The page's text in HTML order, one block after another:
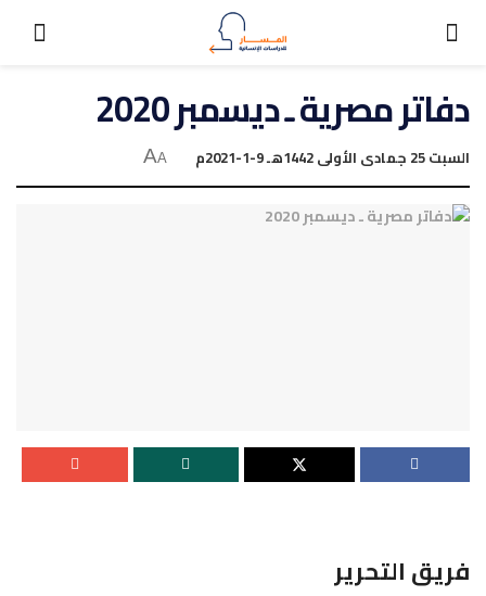
دفاتر مصرية ـ ديسمبر 2020
السبت 25 جمادى الأولى 1442هـ 9-1-2021م A
A
فريق التحرير